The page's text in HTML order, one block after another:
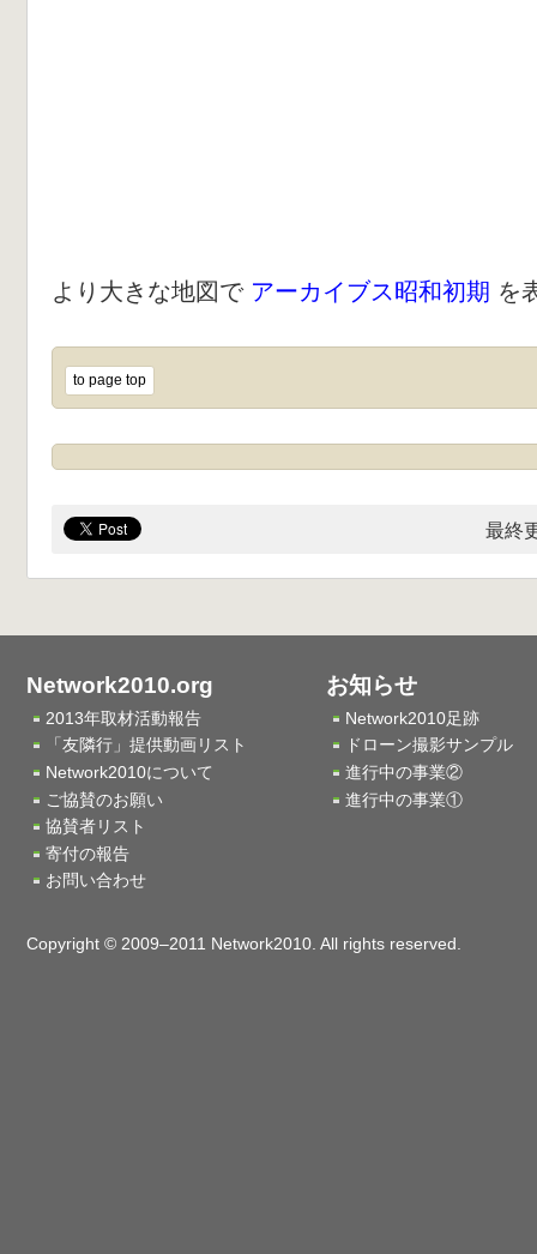
より大きな地図で アーカイブス昭和初期 を
to page top
最終
Network2010.org
2013年取材活動報告
「友隣行」提供動画リスト
Network2010について
ご協賛のお願い
協賛者リスト
寄付の報告
お問い合わせ
お知らせ
Network2010足跡
ドローン撮影サンプル
進行中の事業②
進行中の事業①
Copyright © 2009–2011 Network2010. All rights reserved.